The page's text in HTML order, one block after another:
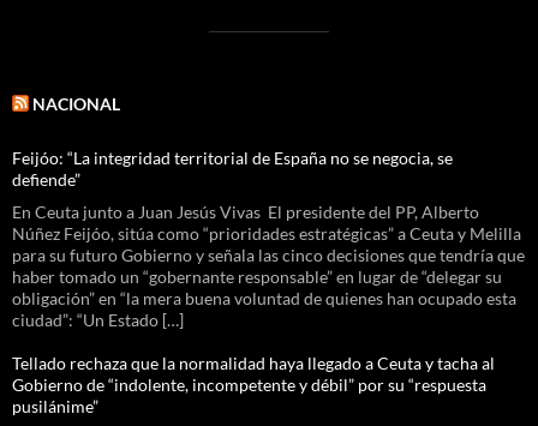
NACIONAL
Feijóo: “La integridad territorial de España no se negocia, se
defiende”
En Ceuta junto a Juan Jesús Vivas El presidente del PP, Alberto
Núñez Feijóo, sitúa como “prioridades estratégicas” a Ceuta y Melilla
para su futuro Gobierno y señala las cinco decisiones que tendría que
haber tomado un “gobernante responsable” en lugar de “delegar su
obligación” en “la mera buena voluntad de quienes han ocupado esta
ciudad”: “Un Estado […]
Tellado rechaza que la normalidad haya llegado a Ceuta y tacha al
Gobierno de “indolente, incompetente y débil” por su “respuesta
pusilánime”